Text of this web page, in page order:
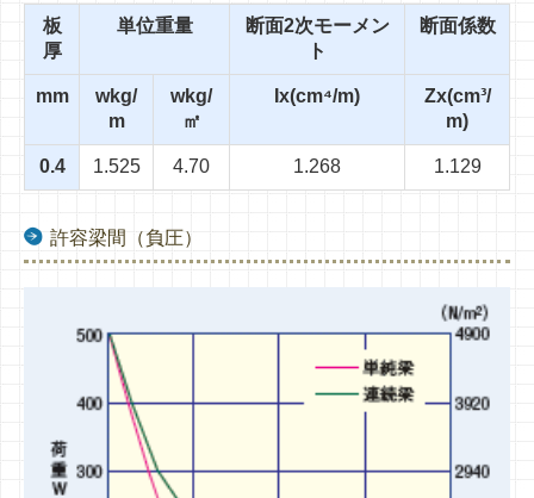
板
厚
単位重量
断面2次モーメン
ト
断面係数
mm
wkg/
m
wkg/
㎡
Ix(cm⁴/m)
Zx(cm³/
m)
0.4 1.525 4.70 1.268 1.129
許容梁間（負圧）